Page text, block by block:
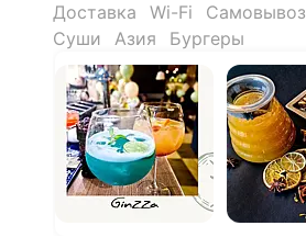
Доставка Wi-Fi Самовывоз
Суши
Азия Бургеры